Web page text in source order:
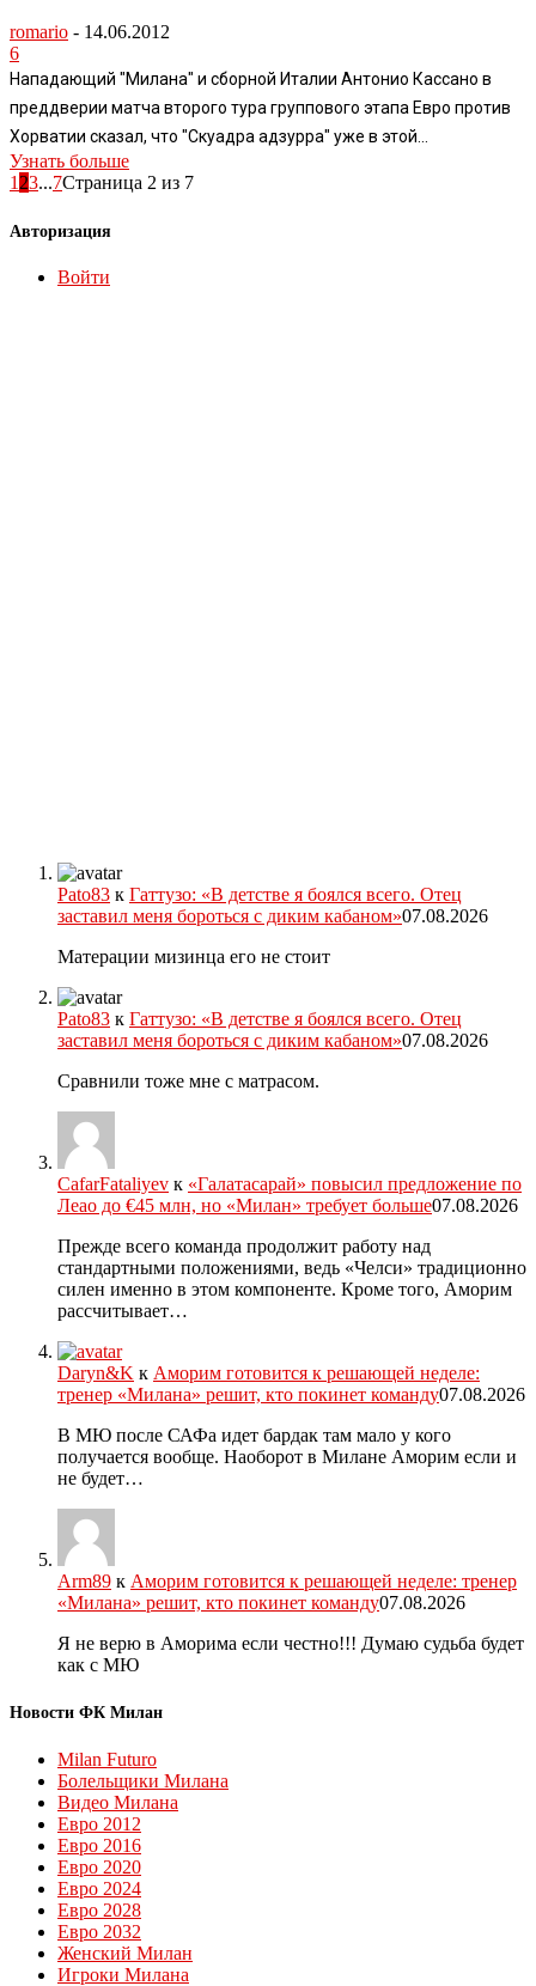
romario - 14.06.2012
6
Нападающий "Милана" и сборной Италии Антонио Кассано в
преддверии матча второго тура группового этапа Евро против
Хорватии сказал, что "Скуадра адзурра" уже в этой...
Узнать больше
123...7Страница 2 из 7
Авторизация
Войти
Pato83 к Гаттузо: «В детстве я боялся всего. Отец
заставил меня бороться с диким кабаном»07.08.2026
Матерации мизинца его не стоит
Pato83 к Гаттузо: «В детстве я боялся всего. Отец
заставил меня бороться с диким кабаном»07.08.2026
Сравнили тоже мне с матрасом.
CafarFataliyev к «Галатасарай» повысил предложение по
Леао до €45 млн, но «Милан» требует больше07.08.2026
Прежде всего команда продолжит работу над
стандартными положениями, ведь «Челси» традиционно
силен именно в этом компоненте. Кроме того, Аморим
рассчитывает…
Daryn&K к Аморим готовится к решающей неделе:
тренер «Милана» решит, кто покинет команду07.08.2026
В МЮ после САФа идет бардак там мало у кого
получается вообще. Наоборот в Милане Аморим если и
не будет…
Arm89 к Аморим готовится к решающей неделе: тренер
«Милана» решит, кто покинет команду07.08.2026
Я не верю в Аморима если честно!!! Думаю судьба будет
как с МЮ
Новости ФК Милан
Milan Futuro
Болельщики Милана
Видео Милана
Евро 2012
Евро 2016
Евро 2020
Евро 2024
Евро 2028
Евро 2032
Женский Милан
Игроки Милана